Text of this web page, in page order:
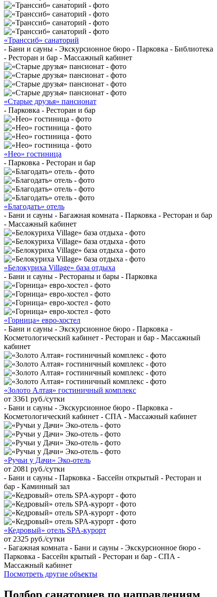
«Транссиб» санаторий
- Бани и сауны - Экскурсионное бюро - Парковка - Библиотека
- Ресторан и бар - Массажный кабинет
«Старые друзья» пансионат
- Парковка - Ресторан и бар
«Нео» гостиница
- Парковка - Ресторан и бар
«Благодать» отель
- Бани и сауны - Багажная комната - Парковка - Ресторан и бар
- Массажный кабинет
«Белокуриха Village» база отдыха
- Бани и сауны - Рестораны и бары - Парковка
«Горница» евро-хостел
- Бани и сауны - Экскурсионное бюро - Парковка -
Косметологический кабинет - Ресторан и бар - Массажный
кабинет
«Золото Алтая» гостиничный комплекс
от 3361 руб./сутки
- Бани и сауны - Экскурсионное бюро - Парковка -
Косметологический кабинет - СПА - Массажный кабинет
«Ручьи у Дачи» Эко-отель
от 2081 руб./сутки
- Бани и сауны - Парковка - Бассейн открытый - Ресторан и
бар - Каминный зал
«Кедровый» отель SPA-курорт
от 2325 руб./сутки
- Багажная комната - Бани и сауны - Экскурсионное бюро -
Парковка - Бассейн крытый - Ресторан и бар - СПА -
Массажный кабинет
Посмотреть другие объекты